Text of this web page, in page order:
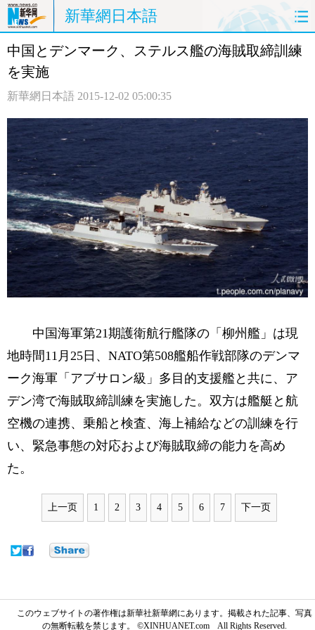
新華網日本語
ホームページ 政治 経済
観光 写真
中日対訳
中国とデンマーク、ステルス艦の海賊取締訓練
を実施
新華網日本語 2015-12-02 05:00:35
中国海軍第21期護衛航行艦隊の「柳州艦」は現
地時間11月25日、NATO第508艦船作戦部隊のデンマ
ーク海軍「アブサロン級」多目的支援艦と共に、ア
デン湾で海賊取締訓練を実施した。双方は艦艇と航
空機の連携、乗船と検査、海上補給などの訓練を行
い、緊急事態の対応および海賊取締の能力を高め
た。
上一页 1 2 3 4 5 6 7 下一页
このウェブサイトの著作権は新華社新華網にあります。掲載された記事、写真
の無断転載を禁じます。 ©XINHUANET.com All Rights Reserved.